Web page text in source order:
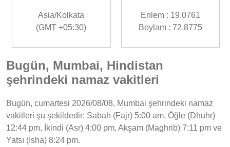
Asia/Kolkata
(GMT +05:30)
Enlem : 19.0761
Boylam : 72.8775
Bugün, Mumbai, Hindistan
şehrindeki namaz vakitleri
Bugün, cumartesi 2026/08/08, Mumbai şehrindeki namaz
vakitleri şu şekildedir: Sabah (Fajr) 5:00 am, Öğle (Dhuhr)
12:44 pm, İkindi (Asr) 4:00 pm, Akşam (Maghrib) 7:11 pm ve
Yatsı (Isha) 8:24 pm.